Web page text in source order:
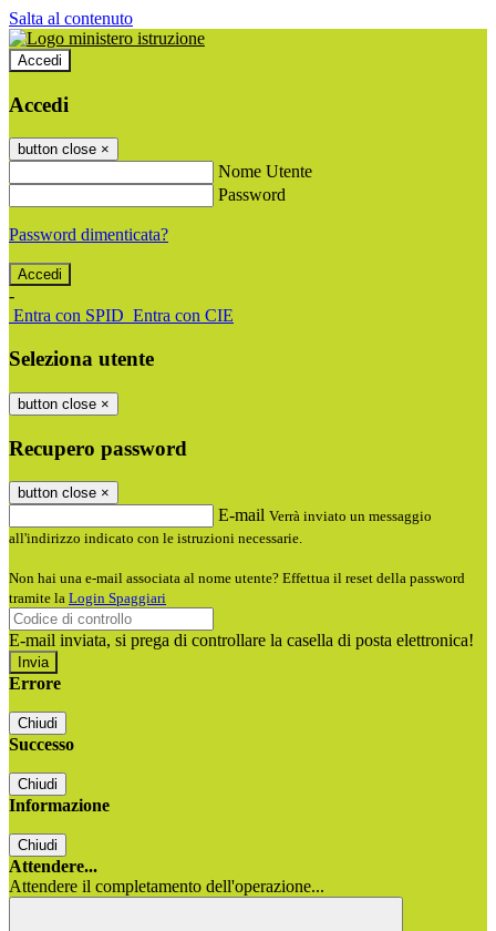
Salta al contenuto
Accedi
Accedi
button close ×
Nome Utente
Password
Password dimenticata?
-
Entra con SPID Entra con CIE
Seleziona utente
button close ×
Recupero password
button close ×
E-mail Verrà inviato un messaggio
all'indirizzo indicato con le istruzioni necessarie.
Non hai una e-mail associata al nome utente? Effettua il reset della password
tramite la Login Spaggiari
E-mail inviata, si prega di controllare la casella di posta elettronica!
Errore
Chiudi
Successo
Chiudi
Informazione
Chiudi
Attendere...
Attendere il completamento dell'operazione...